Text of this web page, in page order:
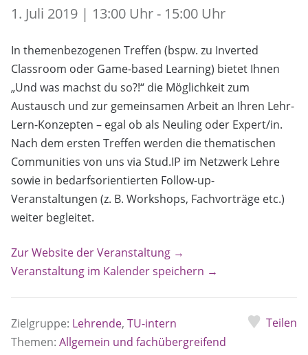
1. Juli 2019 | 13:00 Uhr - 15:00 Uhr
In themenbezogenen Treffen (bspw. zu Inverted
Classroom oder Game-based Learning) bietet Ihnen
„Und was machst du so?!“ die Möglichkeit zum
Austausch und zur gemeinsamen Arbeit an Ihren Lehr-
Lern-Konzepten – egal ob als Neuling oder Expert/in.
Nach dem ersten Treffen werden die thematischen
Communities von uns via Stud.IP im Netzwerk Lehre
sowie in bedarfsorientierten Follow-up-
Veranstaltungen (z. B. Workshops, Fachvorträge etc.)
weiter begleitet.
Zur Website der Veranstaltung →
Veranstaltung im Kalender speichern →
Zielgruppe: Lehrende, TU-intern
Themen: Allgemein und fachübergreifend
Teilen